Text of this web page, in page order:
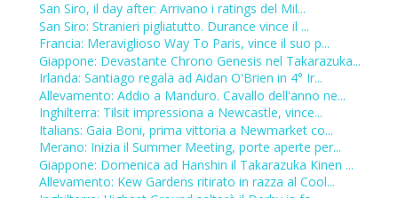
San Siro, il day after: Arrivano i ratings del Mil...
San Siro: Stranieri pigliatutto. Durance vince il ...
Francia: Meraviglioso Way To Paris, vince il suo p...
Giappone: Devastante Chrono Genesis nel Takarazuka...
Irlanda: Santiago regala ad Aidan O'Brien in 4° Ir...
Allevamento: Addio a Manduro. Cavallo dell'anno ne...
Inghilterra: Tilsit impressiona a Newcastle, vince...
Italians: Gaia Boni, prima vittoria a Newmarket co...
Merano: Inizia il Summer Meeting, porte aperte per...
Giappone: Domenica ad Hanshin il Takarazuka Kinen ...
Allevamento: Kew Gardens ritirato in razza al Cool...